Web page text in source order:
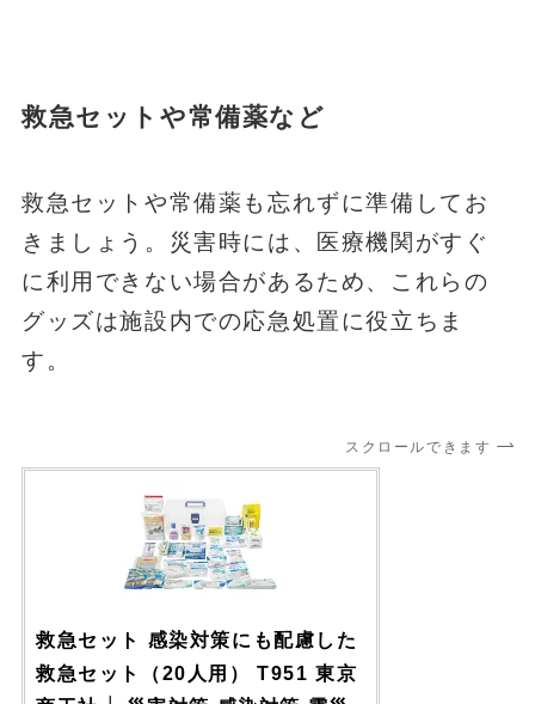
救急セットや常備薬など
救急セットや常備薬も忘れずに準備してお
きましょう。災害時には、医療機関がすぐ
に利用できない場合があるため、これらの
グッズは施設内での応急処置に役立ちま
す。
スクロールできます
救急セット 感染対策にも配慮した
救急セット（20人用） T951 東京